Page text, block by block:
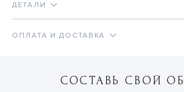
ДЕТАЛИ
ОПЛАТА И ДОСТАВКА
СОСТАВЬ СВОЙ